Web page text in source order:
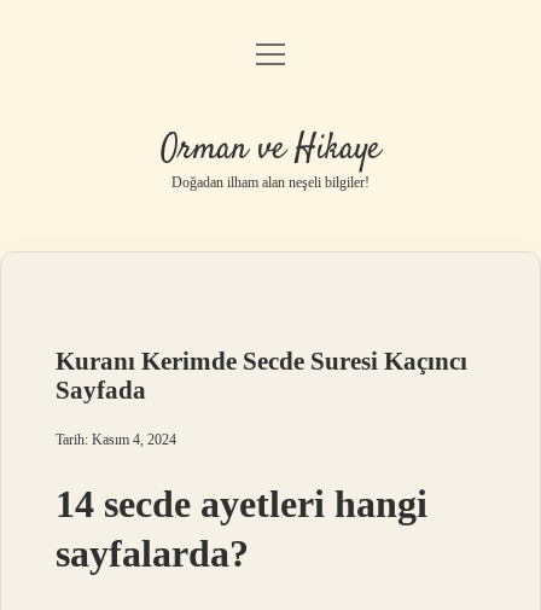
Anasayfa
Yasal Uyarı
menüyü
Orman ve Hikaye
Doğadan ilham alan neşeli bilgiler!
Kuranı Kerimde Secde Suresi Kaçıncı
Sayfada
Tarih: Kasım 4, 2024
14 secde ayetleri hangi
sayfalarda?